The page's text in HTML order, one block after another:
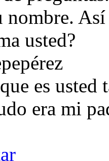
nombre.
usted?
es usted
era mi